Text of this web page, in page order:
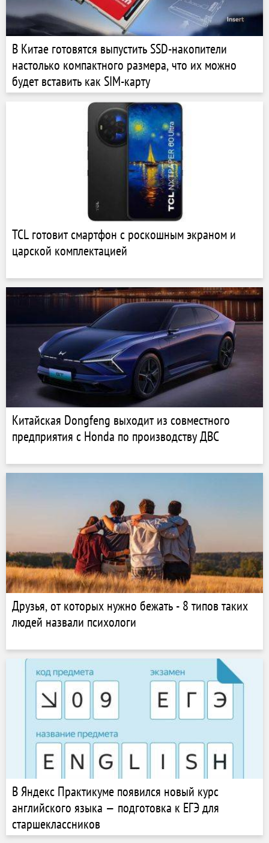
В Китае готовятся выпустить SSD-накопители
настолько компактного размера, что их можно
будет вставить как SIM-карту
TCL готовит смартфон с роскошным экраном и
царской комплектацией
Китайская Dongfeng выходит из совместного
предприятия с Honda по производству ДВС
Друзья, от которых нужно бежать - 8 типов таких
людей назвали психологи
В Яндекс Практикуме появился новый курс
английского языка — подготовка к ЕГЭ для
старшеклассников